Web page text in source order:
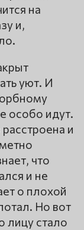
на
и,
уют. И
особо идут.
и
что
и не
о плохой
Но вот
лицу стало